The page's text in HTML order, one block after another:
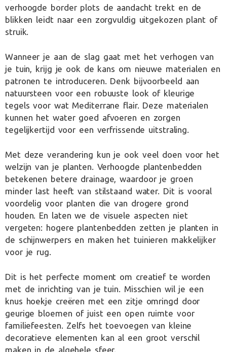
verhoogde border plots de aandacht trekt en de
blikken leidt naar een zorgvuldig uitgekozen plant of
struik.
Wanneer je aan de slag gaat met het verhogen van
je tuin, krijg je ook de kans om nieuwe materialen en
patronen te introduceren. Denk bijvoorbeeld aan
natuursteen voor een robuuste look of kleurige
tegels voor wat Mediterrane flair. Deze materialen
kunnen het water goed afvoeren en zorgen
tegelijkertijd voor een verfrissende uitstraling.
Met deze verandering kun je ook veel doen voor het
welzijn van je planten. Verhoogde plantenbedden
betekenen betere drainage, waardoor je groen
minder last heeft van stilstaand water. Dit is vooral
voordelig voor planten die van drogere grond
houden. En laten we de visuele aspecten niet
vergeten: hogere plantenbedden zetten je planten in
de schijnwerpers en maken het tuinieren makkelijker
voor je rug.
Dit is het perfecte moment om creatief te worden
met de inrichting van je tuin. Misschien wil je een
knus hoekje creëren met een zitje omringd door
geurige bloemen of juist een open ruimte voor
familiefeesten. Zelfs het toevoegen van kleine
decoratieve elementen kan al een groot verschil
maken in de algehele sfeer.